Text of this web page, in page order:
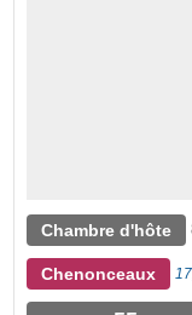
Chambre d'hôte
Chenonceaux